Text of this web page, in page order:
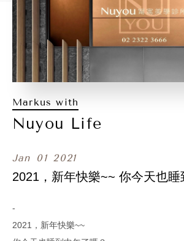
Markus with
Nuyou Life
Jan 01 2021
2021，新年快樂~~ 你今天也睡
-
2021，新年快樂~~